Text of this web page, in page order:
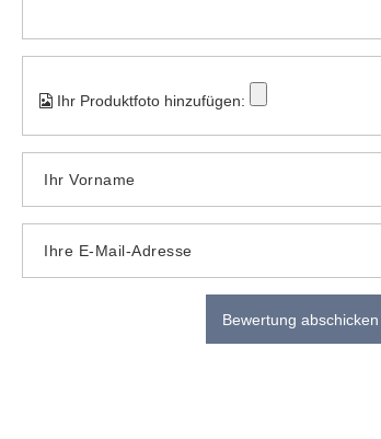
Ihr Produktfoto hinzufügen:
Ihr Vorname
Ihre E-Mail-Adresse
Bewertung abschicken